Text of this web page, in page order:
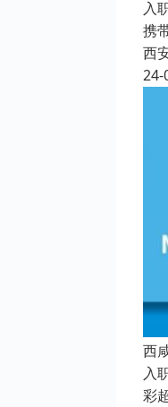
入
携
西
24-
西
入
彩